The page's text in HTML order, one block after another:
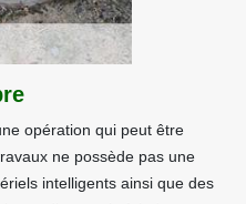
opération qui peut être
ne possède pas une
intelligents ainsi que des